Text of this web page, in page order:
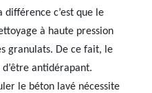
c’est que le
à haute pression
granulats. De ce fait, le
antidérapant.
le béton lavé nécessite